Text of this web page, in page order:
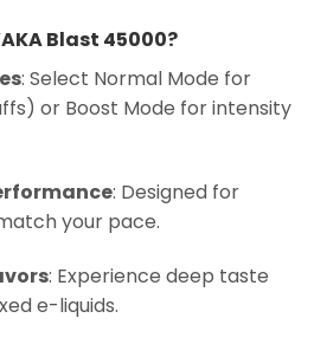
Blast 45000?
: Select Normal Mode for
or Boost Mode for intensity
: Designed for
your pace.
: Experience deep taste
e-liquids.